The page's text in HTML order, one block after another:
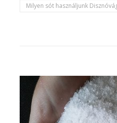
Milyen sót használjunk